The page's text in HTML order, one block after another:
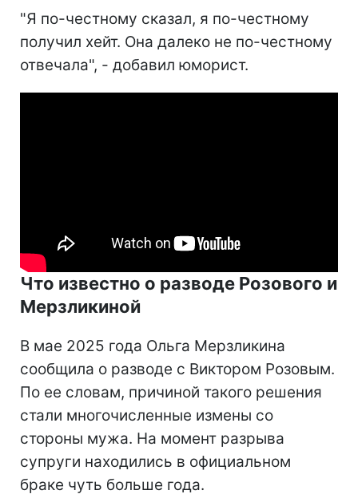
"Я по-честному сказал, я по-честному
получил хейт. Она далеко не по-честному
отвечала", - добавил юморист.
Что известно о разводе Розового и
Мерзликиной
В мае 2025 года Ольга Мерзликина
сообщила о разводе с Виктором Розовым.
По ее словам, причиной такого решения
стали многочисленные измены со
стороны мужа. На момент разрыва
супруги находились в официальном
браке чуть больше года.